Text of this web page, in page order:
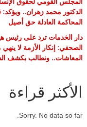
الدكتور محمد زهران.. ويؤكد:
المحاكمة العادلة حق أصيل
دار الخدمات ترد على رئيس
الصحفي: إنكار الأزمة لا
المعاشات.. ونطالب بكشف
الأكثر قراءة
Sorry. No data so far.